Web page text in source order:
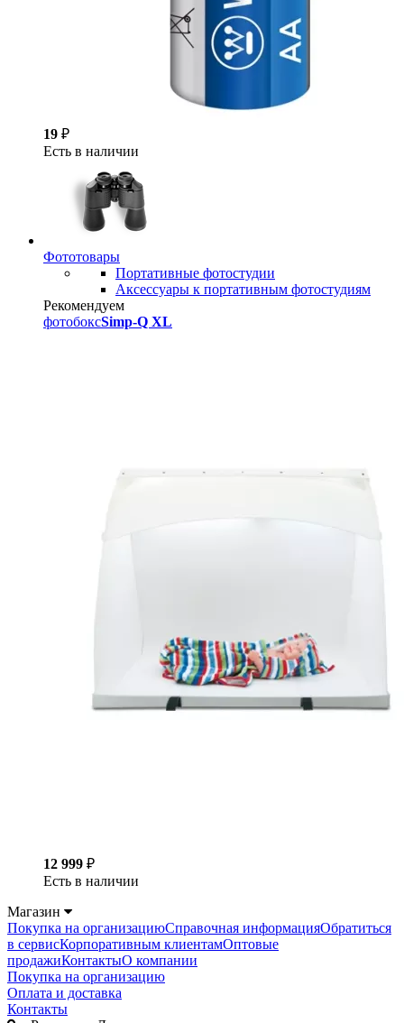
19 ₽
Есть в наличии
Фототовары
Портативные фотостудии
Аксессуары к портативным фотостудиям
Рекомендуем
фотобоксSimp-Q XL
12 999 ₽
Есть в наличии
Магазин
Покупка на организациюСправочная информацияОбратиться
в сервисКорпоративным клиентамОптовые
продажиКонтактыО компании
Покупка на организацию
Оплата и доставка
Контакты